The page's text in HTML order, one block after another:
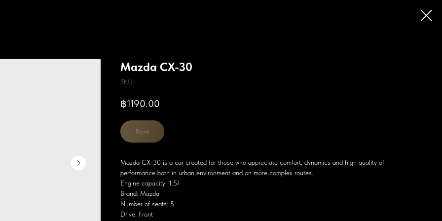
Mazda CX-30
SKU:
฿1190.00
Rent
Mazda CX-30 is a car created for those who appreciate comfort, dynamics and high quality of
performance both in urban environment and on more complex routes.
Engine capacity: 1.5I
Brand: Mazda
Number of seats: 5
Drive: Front